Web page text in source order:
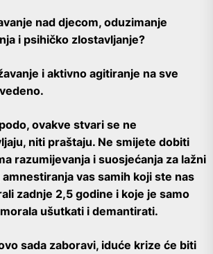
nad djecom, oduzimanje
i psihičko zlostavljanje?
i aktivno agitiranje na sve
ovakve stvari se ne
niti praštaju. Ne smijete dobiti
razumijevanja i suosjećanja za lažni
amnestiranja vas samih koji ste nas
zadnje 2,5 godine i koje je samo
ušutkati i demantirati.
sada zaboravi, iduće krize će biti